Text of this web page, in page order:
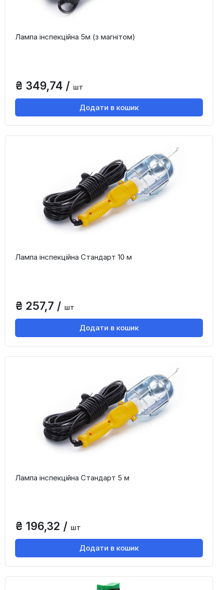
Лампа інспекційна 5м (з магнітом)
₴ 349,74 / шт
Додати в кошик
Лампа інспекційна Стандарт 10 м
₴ 257,7 / шт
Додати в кошик
Лампа інспекційна Стандарт 5 м
₴ 196,32 / шт
Додати в кошик